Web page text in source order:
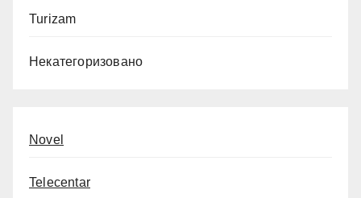
Turizam
Некатегоризовано
Novel
Telecentar